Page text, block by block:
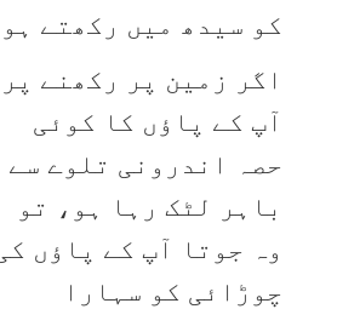
کو سیدھ میں رکھتے
اگر زمین پر رکھنے پر
آپ کے پاؤں کا کوئی
حصہ اندرونی تلوے سے
باہر لٹک رہا ہو، تو
وہ جوتا آپ کے پاؤں
چوڑائی کو سہارا